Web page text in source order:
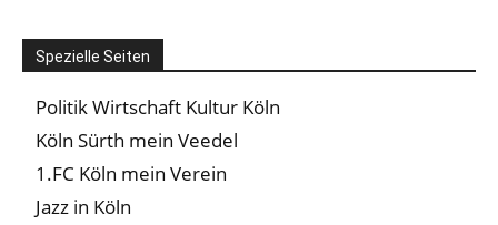
Spezielle Seiten
Politik Wirtschaft Kultur Köln
Köln Sürth mein Veedel
1.FC Köln mein Verein
Jazz in Köln